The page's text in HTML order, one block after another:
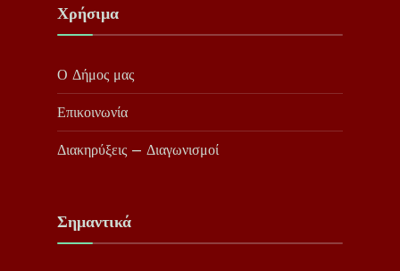
Χρήσιμα
Ο Δήμος μας
Επικοινωνία
Διακηρύξεις – Διαγωνισμοί
Σημαντικά